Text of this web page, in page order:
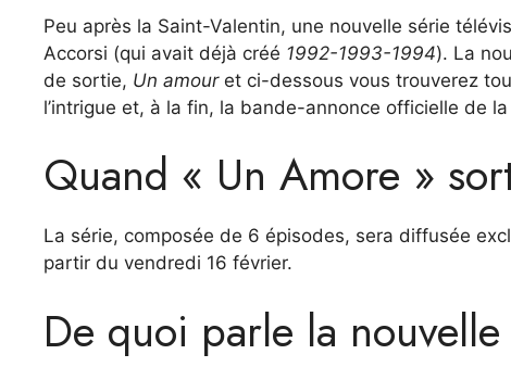
Peu après la Saint-Valentin, une nouvelle série
Accorsi (qui avait déjà créé 1992-1993-1994). La
de sortie, Un amouret ci-dessous vous trouverez
l’intrigue et, à la fin, la bande-annonce officielle de
Quand « Un Amore »
La série, composée de 6 épisodes, sera diffusée
partir du vendredi 16 février.
De quoi parle la